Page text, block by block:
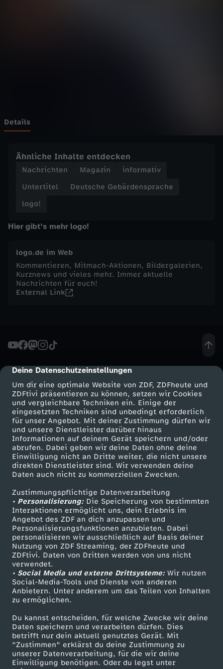
cmp-dialog-description
Deine Datenschutzeinstellungen
Um dir eine optimale Website von ZDF, ZDFheute und
ZDFtivi präsentieren zu können, setzen wir Cookies
und vergleichbare Techniken ein. Einige der
eingesetzten Techniken sind unbedingt erforderlich
für unser Angebot. Mit deiner Zustimmung dürfen wir
und unsere Dienstleister darüber hinaus
Informationen auf deinem Gerät speichern und/oder
abrufen. Dabei geben wir deine Daten ohne deine
Einwilligung nicht an Dritte weiter, die nicht unsere
direkten Dienstleister sind. Wir verwenden deine
Daten auch nicht zu kommerziellen Zwecken.
Zustimmungspflichtige Datenverarbeitung
• Personalisierung:Die Speicherung von bestimmten
Interaktionen ermöglicht uns, dein Erlebnis im
Angebot des ZDF an dich anzupassen und
Personalisierungsfunktionen anzubieten. Dabei
personalisieren wir ausschließlich auf Basis deiner
Nutzung von ZDF Streaming, der ZDFheute und
ZDFtivi. Daten von Dritten werden von uns nicht
verwendet.
• Social Media und externe Drittsysteme:Wir nutzen
Social-Media-Tools und Dienste von anderen
Anbietern. Unter anderem um das Teilen von Inhalten
zu ermöglichen.
Du kannst entscheiden, für welche Zwecke wir deine
Daten speichern und verarbeiten dürfen. Dies
betrifft nur dein aktuell genutztes Gerät. Mit
"Zustimmen" erklärst du deine Zustimmung zu
unserer Datenverarbeitung, für die wir deine
Einwilligung benötigen. Oder du legst unter
o
m
F
r
e
t
a
,
3
.
J
u
l
i
2
0
2
6
Details
Ähnliche Inhalte entdecken
Nachrichten Magazin
informativ
Untertitel
Deutsche Gebärdensprache
logo!
Hier gibt's mehr logo!
logo.de im Web
Kommentieren, Mitmach-Aktionen, Bildergalerien,
Kurznews und vieles mehr. Immer aktuelle
Nachrichten für euch!
External Link
Mehr ZDF
ZDF-Apps
Smart TV
ZDFtext
Livestreams
Sendungen A-Z
TV-Programm
Service
ZDFmitreden
Kontakt zum ZDF
Tickets
Zuschauerservice
Hilfe
ZDF Unternehmen
Karriere
ZDF goes Schule
Werbefernsehen
Mainzelmännchen